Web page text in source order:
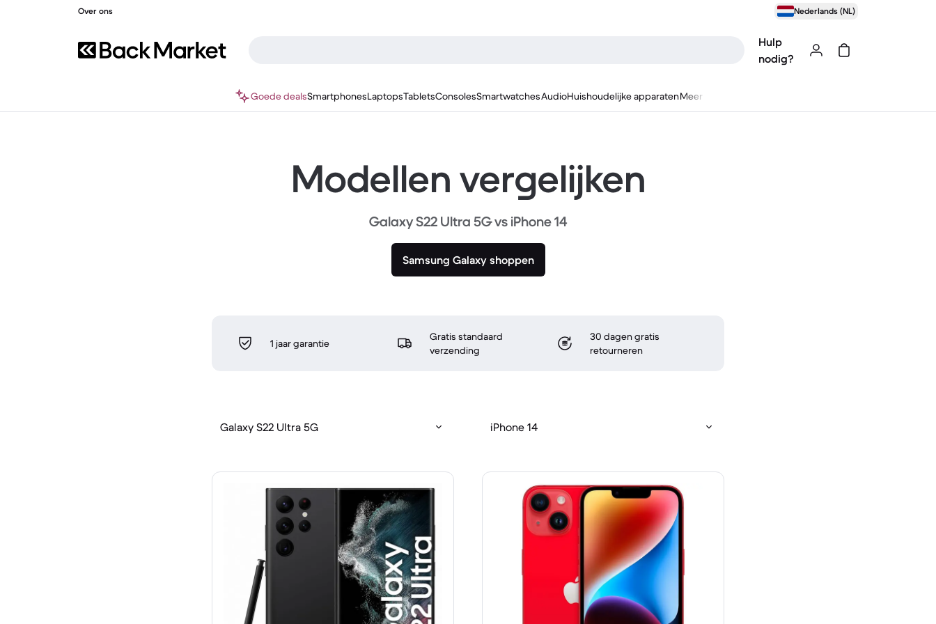
Over ons Nederlands (NL)
Hulp
nodig?
Goede dealsSmartphonesLaptopsTabletsConsolesSmartwatchesAudioHuishoudelijke apparatenMeer
Modellen vergelijken
Galaxy S22 Ultra 5G vs iPhone 14
Samsung Galaxy shoppen
1 jaar garantie
Gratis standaard
verzending
30 dagen gratis
retourneren
Galaxy S22 Ultra 5G iPhone 14